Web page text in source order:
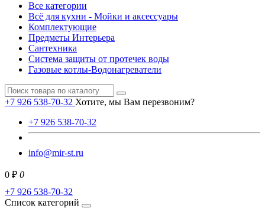
Все категории
Всё для кухни - Мойки и аксессуары
Комплектующие
Предметы Интерьера
Сантехника
Система защиты от протечек воды
Газовые котлы-Водонагреватели
+7 926 538-70-32 Хотите, мы Вам перезвоним?
+7 926 538-70-32
info@mir-st.ru
0 ₽ 0
+7 926 538-70-32
Список категорий